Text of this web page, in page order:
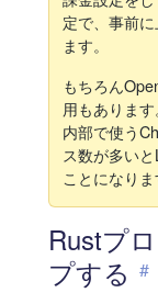
定で、事前
ます。
もちろん
用もあります。
内部で使う
ス数が多い
ことになりま
Rustプ
プする #